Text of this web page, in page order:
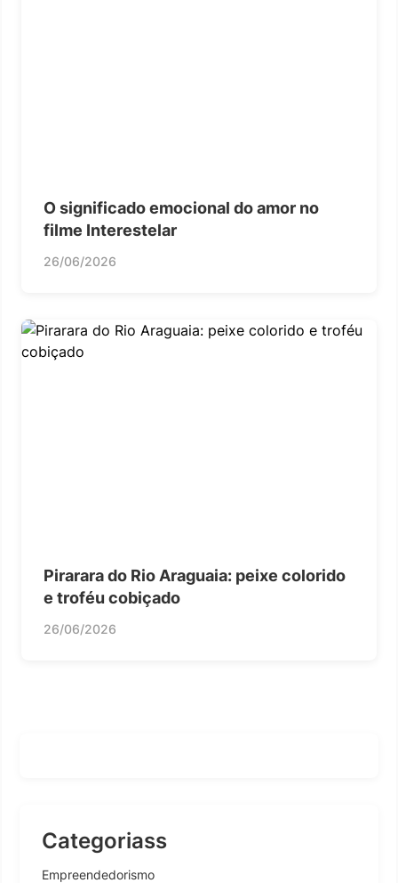
O significado emocional do amor no
filme Interestelar
26/06/2026
Pirarara do Rio Araguaia: peixe colorido
e troféu cobiçado
26/06/2026
Categoriass
Empreendedorismo